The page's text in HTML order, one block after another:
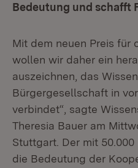
Bedeutung und schafft
Mit dem neuen Preis für
wollen wir daher ein
auszeichnen, das
Bürgergesellschaft in
verbindet“, sagte
Theresia Bauer am
Stuttgart. Der mit
die Bedeutung der